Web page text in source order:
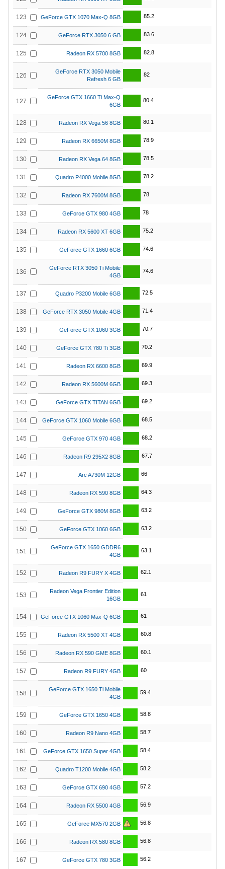
123 GeForce GTX 1070 Max-Q 8GB 85.2
124 GeForce RTX 3050 6 GB 83.6
125 Radeon RX 5700 8GB 82.8
126
GeForce RTX 3050 Mobile
Refresh 6 GB
82
127
GeForce GTX 1660 Ti Max-Q
6GB
80.4
128 Radeon RX Vega 56 8GB 80.1
129 Radeon RX 6650M 8GB 78.9
130 Radeon RX Vega 64 8GB 78.5
131 Quadro P4000 Mobile 8GB 78.2
132 Radeon RX 7600M 8GB 78
133 GeForce GTX 980 4GB 78
134 Radeon RX 5600 XT 6GB 75.2
135 GeForce GTX 1660 6GB 74.6
136
GeForce RTX 3050 Ti Mobile
4GB
74.6
137 Quadro P3200 Mobile 6GB 72.5
138 GeForce RTX 3050 Mobile 4GB 71.4
139 GeForce GTX 1060 3GB 70.7
140 GeForce GTX 780 Ti 3GB 70.2
141 Radeon RX 6600 8GB 69.9
142 Radeon RX 5600M 6GB 69.3
143 GeForce GTX TITAN 6GB 69.2
144 GeForce GTX 1060 Mobile 6GB 68.5
145 GeForce GTX 970 4GB 68.2
146 Radeon R9 295X2 8GB 67.7
147 Arc A730M 12GB 66
148 Radeon RX 590 8GB 64.3
149 GeForce GTX 980M 8GB 63.2
150 GeForce GTX 1060 6GB 63.2
151
GeForce GTX 1650 GDDR6
4GB
63.1
152 Radeon R9 FURY X 4GB 62.1
153
Radeon Vega Frontier Edition
16GB
61
154 GeForce GTX 1060 Max-Q 6GB 61
155 Radeon RX 5500 XT 4GB 60.8
156 Radeon RX 590 GME 8GB 60.1
157 Radeon R9 FURY 4GB 60
158
GeForce GTX 1650 Ti Mobile
4GB
59.4
159 GeForce GTX 1650 4GB 58.8
160 Radeon R9 Nano 4GB 58.7
161 GeForce GTX 1650 Super 4GB 58.4
162 Quadro T1200 Mobile 4GB 58.2
163 GeForce GTX 690 4GB 57.2
164 Radeon RX 5500 4GB 56.9
165 GeForce MX570 2GB 56.8
166 Radeon RX 580 8GB 56.8
167 GeForce GTX 780 3GB 56.2